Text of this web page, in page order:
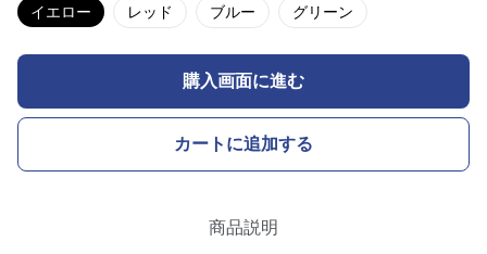
イエロー レッド ブルー グリーン
購入画面に進む
カートに追加する
商品説明